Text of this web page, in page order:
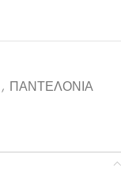
, ΠΑΝΤΕΛΟΝΙΑ